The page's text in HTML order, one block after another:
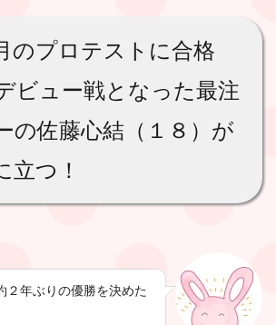
のプロテストに合格
ビュー戦となった最注
の佐藤心結（１８）が
立つ！
２年ぶりの優勝を決めた